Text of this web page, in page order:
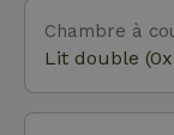
Chambre à
Lit double